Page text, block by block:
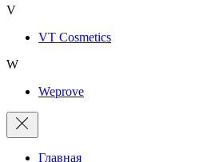
V
VT Cosmetics
W
Weprove
Главная